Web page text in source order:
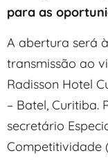
para as
A abertura será
transmissão ao
Radisson Hotel
– Batel, Curitiba.
secretário
Competitividade